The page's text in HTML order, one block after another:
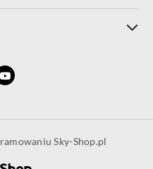
Sky-Shop.pl